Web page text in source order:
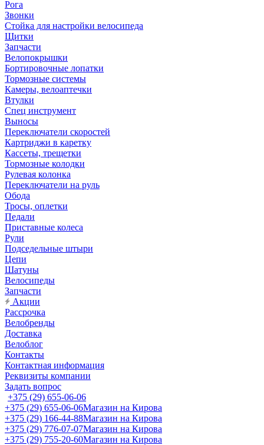
Рога
Звонки
Стойка для настройки велосипеда
Щитки
Запчасти
Велопокрышки
Бортировочные лопатки
Тормозные системы
Камеры, велоаптечки
Втулки
Спец инструмент
Выносы
Переключатели скоростей
Картриджи в каретку
Кассеты, трещетки
Тормозные колодки
Рулевая колонка
Переключатели на руль
Обода
Тросы, оплетки
Педали
Приставные колеса
Рули
Подседельные штыри
Цепи
Шатуны
Велосипеды
Запчасти
Акции
Рассрочка
Велобренды
Доставка
Велоблог
Контакты
Контактная информация
Реквизиты компании
Задать вопрос
+375 (29) 655-06-06
+375 (29) 655-06-06Магазин на Кирова
+375 (29) 166-44-88Магазин на Кирова
+375 (29) 776-07-07Магазин на Кирова
+375 (29) 755-20-60Магазин на Кирова